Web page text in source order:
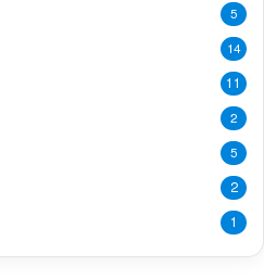
5
14
11
2
5
2
1